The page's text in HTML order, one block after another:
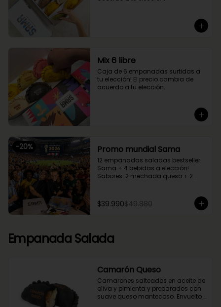
Mix 6 libre
Caja de 6 empanadas surtidas a
tu elección! El precio cambia de
acuerdo a tu elección.
-20% Promo mundial Sama
12 empanadas saladas bestseller
Sama + 4 bebidas a elección!
Sabores: 2 mechada queso + 2
palmitos
$39.990$49.880
Empanada Salada
Camarón Queso
Camarones salteados en aceite de
oliva y pimienta y preparados con
suave queso mantecoso. Envuelto